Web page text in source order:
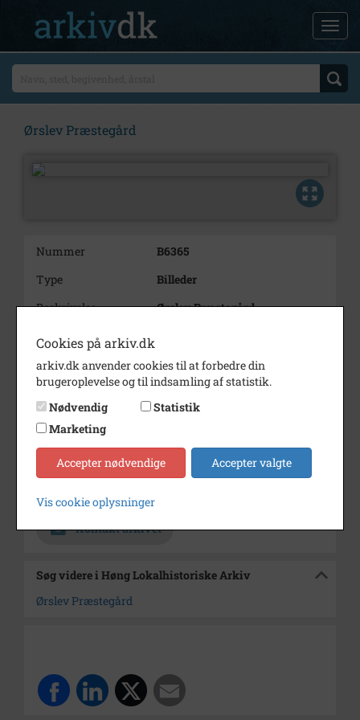
Ørslev Præstegård
Nummer
B6365
Type
Billeder
Beskrivelse
Ørslev Præstegård
Årstal
Fotograf
Ukendt
Se på kort
Type
Enhed
Ørslev Sogn (Kalundborg
Kommune) (1000-2050)
Kontakt arkivet
Søg videre i Høng Lokalhistoriske Arkiv
Ørslev Præstegård
Cookies på arkiv.dk
arkiv.dk anvender cookies til at forbedre din
brugeroplevelse og til indsamling af statistik.
Nødvendig
Statistik
Marketing
Accepter nødvendige Accepter valgte
Vis cookie oplysninger